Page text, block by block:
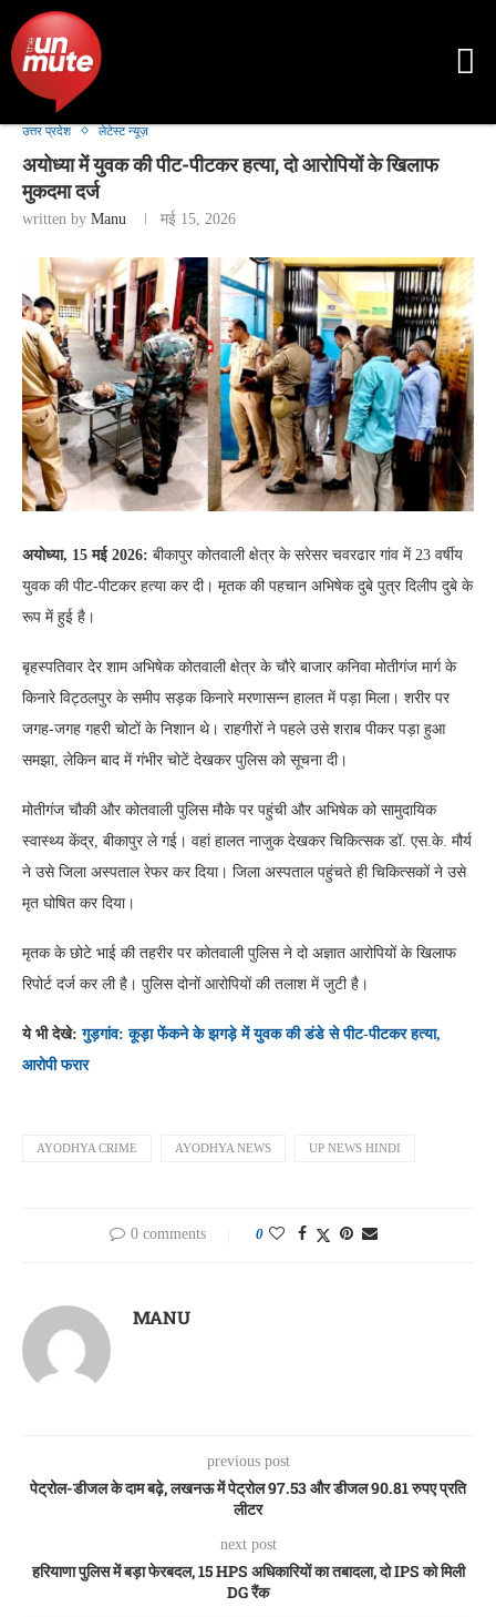
उत्तर प्रदेश लेटेस्ट न्यूज़
अयोध्या में युवक की पीट-पीटकर हत्या, दो आरोपियों के खिलाफ
मुकदमा दर्ज
written by Manu मई 15, 2026
अयोध्या, 15 मई 2026: बीकापुर कोतवाली क्षेत्र के सरेसर चवरढार गांव में 23 वर्षीय
युवक की पीट-पीटकर हत्या कर दी। मृतक की पहचान अभिषेक दुबे पुत्र दिलीप दुबे के
रूप में हुई है।
बृहस्पतिवार देर शाम अभिषेक कोतवाली क्षेत्र के चौरे बाजार कनिवा मोतीगंज मार्ग के
किनारे विट्ठलपुर के समीप सड़क किनारे मरणासन्न हालत में पड़ा मिला। शरीर पर
जगह-जगह गहरी चोटों के निशान थे। राहगीरों ने पहले उसे शराब पीकर पड़ा हुआ
समझा, लेकिन बाद में गंभीर चोटें देखकर पुलिस को सूचना दी।
मोतीगंज चौकी और कोतवाली पुलिस मौके पर पहुंची और अभिषेक को सामुदायिक
स्वास्थ्य केंद्र, बीकापुर ले गई। वहां हालत नाजुक देखकर चिकित्सक डॉ. एस.के. मौर्य
ने उसे जिला अस्पताल रेफर कर दिया। जिला अस्पताल पहुंचते ही चिकित्सकों ने उसे
मृत घोषित कर दिया।
मृतक के छोटे भाई की तहरीर पर कोतवाली पुलिस ने दो अज्ञात आरोपियों के खिलाफ
रिपोर्ट दर्ज कर ली है। पुलिस दोनों आरोपियों की तलाश में जुटी है।
ये भी देखे: गुड़गांव: कूड़ा फेंकने के झगड़े में युवक की डंडे से पीट-पीटकर हत्या,
आरोपी फरार
AYODHYA CRIME AYODHYA NEWS UP NEWS HINDI
0 comments 0
MANU
previous post
पेट्रोल-डीजल के दाम बढ़े, लखनऊ में पेट्रोल 97.53 और डीजल 90.81 रुपए प्रति
लीटर
next post
हरियाणा पुलिस में बड़ा फेरबदल, 15 HPS अधिकारियों का तबादला, दो IPS को मिली
DG रैंक